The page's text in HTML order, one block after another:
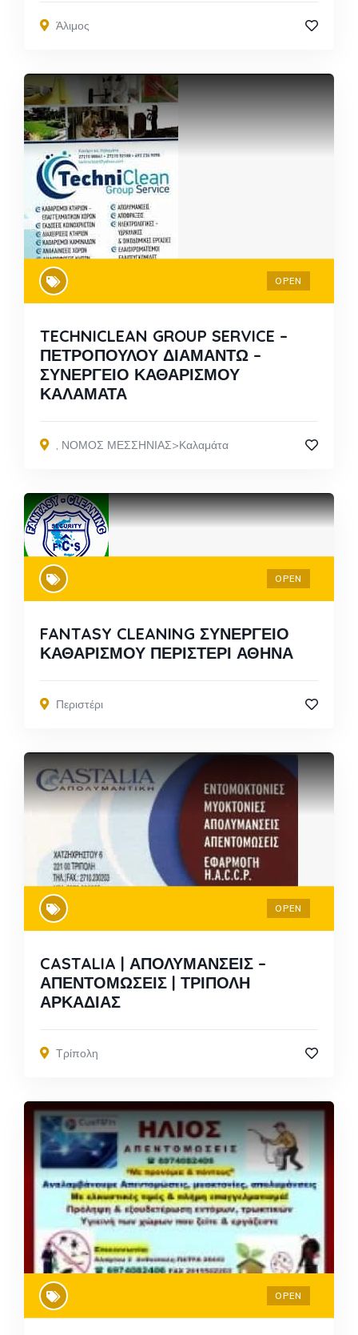
Άλιμος
OPEN
TECHNICLEAN GROUP SERVICE –
ΠΕΤΡΟΠΟΥΛΟΥ ΔΙΑΜΑΝΤΩ –
ΣΥΝΕΡΓΕΙΟ ΚΑΘΑΡΙΣΜΟΥ
ΚΑΛΑΜΑΤΑ
, ΝΟΜΟΣ ΜΕΣΣΗΝΙΑΣ>Καλαμάτα
OPEN
FANTASY CLEANING ΣΥΝΕΡΓΕΙΟ
ΚΑΘΑΡΙΣΜΟΥ ΠΕΡΙΣΤΕΡΙ ΑΘΗΝΑ
Περιστέρι
OPEN
CASTALIA | ΑΠΟΛΥΜΑΝΣΕΙΣ –
ΑΠΕΝΤΟΜΩΣΕΙΣ | ΤΡΙΠΟΛΗ
ΑΡΚΑΔΙΑΣ
Τρίπολη
OPEN